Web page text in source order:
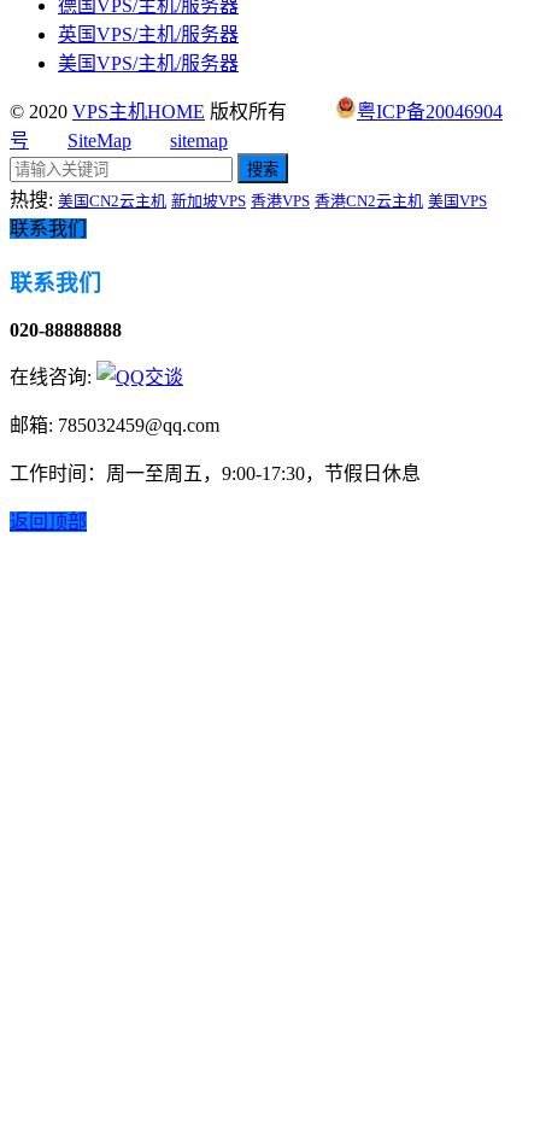
德国VPS/主机/服务器
英国VPS/主机/服务器
美国VPS/主机/服务器
© 2020 VPS主机HOME 版权所有
粤ICP备20046904
号
SiteMap sitemap
搜索
热搜: 美国CN2云主机 新加坡VPS 香港VPS 香港CN2云主机 美国VPS
联系我们
联系我们
020-88888888
在线咨询:
邮箱: 785032459@qq.com
工作时间：周一至周五，9:00-17:30，节假日休息
返回顶部